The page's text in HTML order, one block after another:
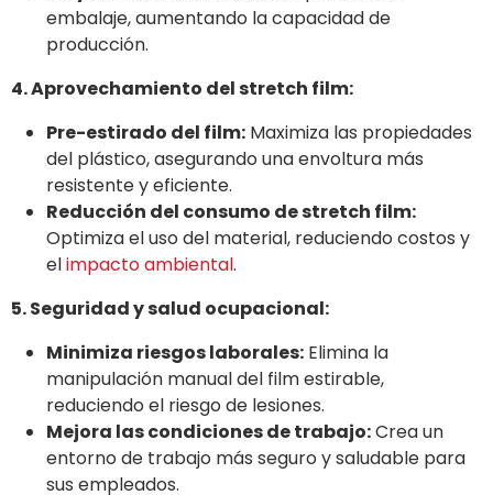
embalaje, aumentando la capacidad de
producción.
4. Aprovechamiento del stretch film:
Pre-estirado del film: Maximiza las propiedades
del plástico, asegurando una envoltura más
resistente y eficiente.
Reducción del consumo de stretch film:
Optimiza el uso del material, reduciendo costos y
elimpacto ambiental.
5. Seguridad y salud ocupacional:
Minimiza riesgos laborales: Elimina la
manipulación manual del film estirable,
reduciendo el riesgo de lesiones.
Mejora las condiciones de trabajo:Crea un
entorno de trabajo más seguro y saludable para
sus empleados.